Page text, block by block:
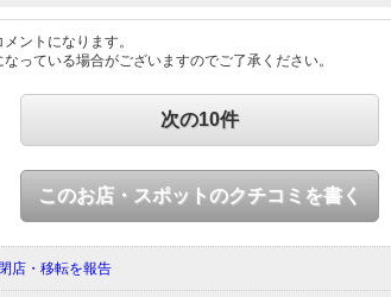
ントになります。
っている場合がございますのでご了承ください。
次の10件
このお店・スポットのクチコミを書く
店・移転を報告